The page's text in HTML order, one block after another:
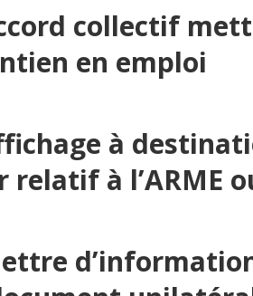
collectif
en emploi
à
relatif à l’ARME